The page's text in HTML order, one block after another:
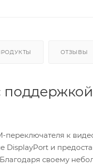
ОТЗЫВЫ
переключателя к
и
своему